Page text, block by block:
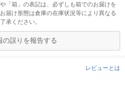
「箱」の表記は、必ずしも箱でのお届けを
届け形態は倉庫の在庫状況等により異なる
承ください。
の誤りを報告する
レビューとは